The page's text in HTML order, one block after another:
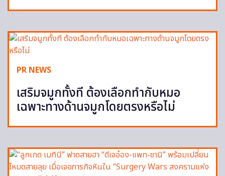
PR NEWS
เสริมจมูกทั้งที ต้องเลือกทำกับหมอ
เฉพาะทางด้านจมูกโดยตรงหรือไม่